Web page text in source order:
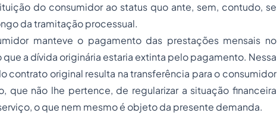
do consumidor ao status quo ante, sem, contudo, se
da tramitação processual.
manteve o pagamento das prestações mensais no
a dívida originária estaria extinta pelo pagamento. Nessa
contrato original resulta na transferência para o consumidor
que não lhe pertence, de regularizar a situação financeira
o que nem mesmo é objeto da presente demanda.